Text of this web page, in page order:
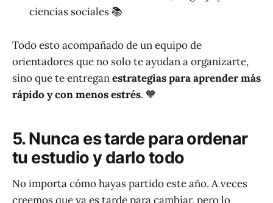
ciencias sociales 📚
Todo esto acompañado de un equipo de
orientadores que no solo te ayudan a organizarte,
sino que te entreganestrategias para aprender más
rápido y con menos estrés. 🧡
5. Nunca es tarde para ordenar
tu estudio y darlo todo
No importa cómo hayas partido este año. A veces
creemos que ya es tarde para cambiar, pero lo